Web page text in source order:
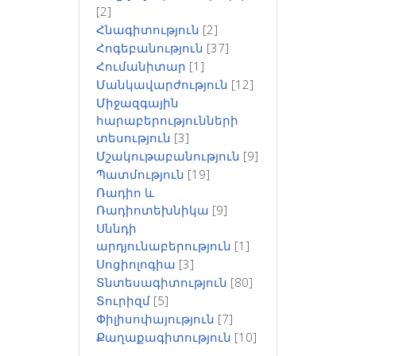
[2]
Հնագիտություն [2]
Հոգեբանություն [37]
Հումանիտար [1]
Մանկավարժություն [12]
Միջազգային
հարաբերությունների
տեսություն [3]
Մշակութաբանություն [9]
Պատմություն [19]
Ռադիո և
Ռադիոտեխնիկա [9]
Սննդի
արդյունաբերություն [1]
Սոցիոլոգիա [3]
Տնտեսագիտություն [80]
Տուրիզմ [5]
Փիլիսոփայություն [7]
Քաղաքագիտություն [10]